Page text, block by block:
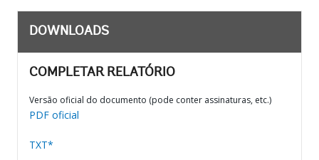
DOWNLOADS
COMPLETAR RELATÓRIO
Versão oficial do documento (pode conter assinaturas, etc.)
PDF oficial
TXT*